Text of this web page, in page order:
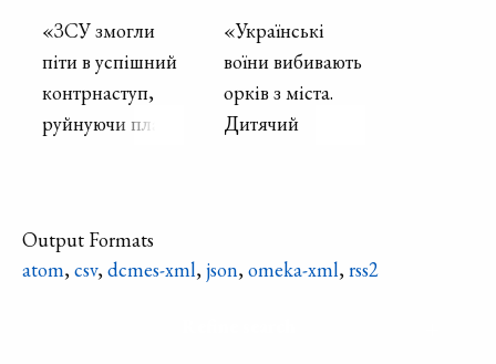
«ЗСУ змогли
піти в успішний
контрнаступ,
руйнуючи плани
«Українські
воїни вибивають
орків з міста.
Дитячий
знову зможуть
Output Formats
atom, csv, dcmes-xml, json, omeka-xml, rss2